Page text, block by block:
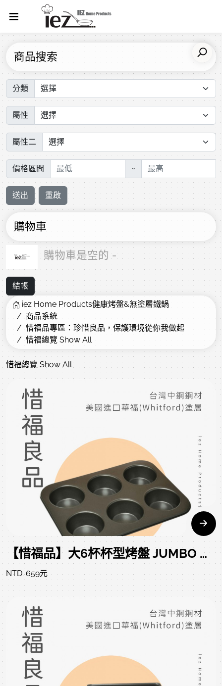
商品搜索
分類
屬性
屬性二
價格區間 ~
送出 重啟
購物車
購物車是空的 -
結帳
iez Home Products健康烤盤&無塗層鐵鍋
商品系統
惜福品專區：珍惜良品，保護環境從你我做起
惜福總覽 Show All
惜福總覽 Show All
【惜福品】大6杯杯型烤盤 JUMBO MUFFIN PAN 6 CUPS 35.5*27*2.9 CM
NTD. 659元